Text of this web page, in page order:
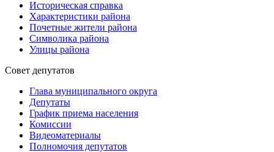
Историческая справка
Характеристики района
Почетные жители района
Символика района
Улицы района
Совет депутатов
Глава муниципального округа
Депутаты
График приема населения
Комиссии
Видеоматериалы
Полномочия депутатов